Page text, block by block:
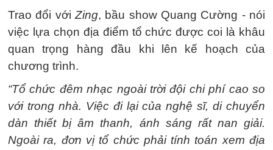
Trao đổi vớiZing, bầu show Quang Cường - nói
việc lựa chọn địa điểm tổ chức được coi là khâu
quan trọng hàng đầu khi lên kế hoạch của
chương trình.
“Tổ chức đêm nhạc ngoài trời đội chi phí cao so
với trong nhà. Việc đi lại của nghệ sĩ, di chuyển
dàn thiết bị âm thanh, ánh sáng rất nan giải.
Ngoài ra, đơn vị tổ chức phải tính toán xem địa